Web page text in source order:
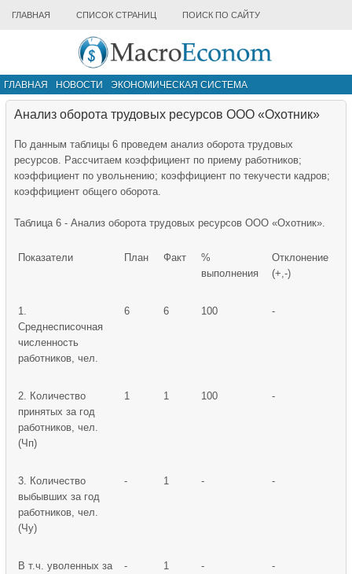
ГЛАВНАЯ СПИСОК СТРАНИЦ ПОИСК ПО САЙТУ
ГЛАВНАЯ НОВОСТИ
ЭКОНОМИЧЕСКАЯ СИСТЕМА
ИНФРАСТРУКТУРА РЫНКА
Анализ оборота трудовых ресурсов ООО «Охотник»
По данным таблицы 6 проведем анализ оборота трудовых
ресурсов. Рассчитаем коэффициент по приему работников;
коэффициент по увольнению; коэффициент по текучести кадров;
коэффициент общего оборота.
Таблица 6 - Анализ оборота трудовых ресурсов ООО «Охотник».
Показатели План Факт
%
выполнения
Отклонение
(+,-)
1.
Среднесписочная
численность
работников, чел.
6 6 100 -
2. Количество
принятых за год
работников, чел.
(Чп)
1 1 100 -
3. Количество
выбывших за год
работников, чел.
(Чу)
- 1 - -
В т.ч. уволенных за
- 1 - -